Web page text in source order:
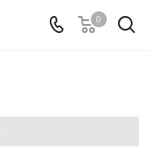
0